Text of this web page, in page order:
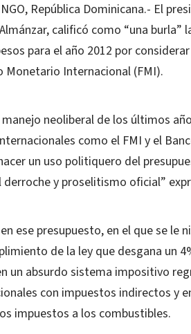
República Dominicana.- El
calificó como “una
para el año 2012 por
Monetario Internacional (FMI).
manejo neoliberal de los últimos
como el FMI y el
un uso politiquero del
derroche y proselitismo oficial”
ese presupuesto, en el que se
de la ley que desgana un
un absurdo sistema impositivo
con impuestos indirectos y
impuestos a los combustibles.